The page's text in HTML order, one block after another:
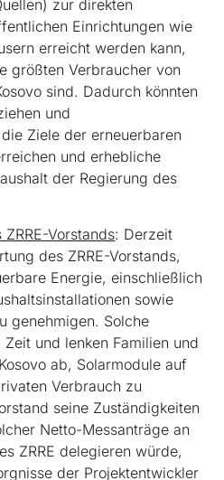
zur direkten
Einrichtungen wie
erreicht werden kann,
größten Verbraucher von
sind. Dadurch könnten
und
Ziele der erneuerbaren
und erhebliche
der Regierung des
Vorstands: Derzeit
des ZRRE-Vorstands,
Energie, einschließlich
sowie
genehmigen. Solche
und lenken Familien und
ab, Solarmodule auf
Verbrauch zu
seine Zuständigkeiten
Netto-Messanträge an
ZRRE delegieren würde,
der Projektentwickler